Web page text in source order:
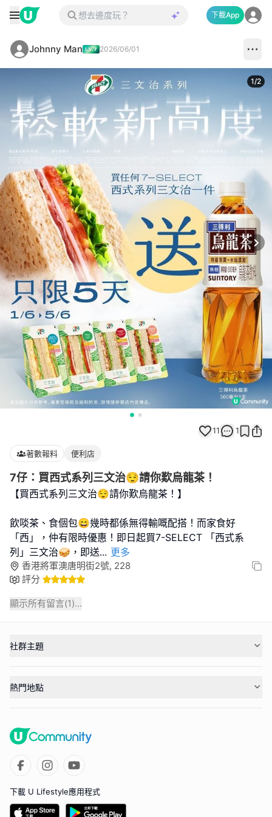
下載App
Johnny Man 2026/06/01
1/2
11 1
著數報料 便利店
7仔：買西式系列三文治😌請你歎烏龍茶！
【買西式系列三文治😌請你歎烏龍茶！】
飲啖茶、食個包😄幾時都係無得輸嘅配搭！而家食好
「西」，仲有限時優惠！即日起買7-SELECT 「西式系
列」三文治🥪，即送... 更多
香港將軍澳唐明街2號, 228
評分
顯示所有留言(1)...
社群主題
熱門地點
下載 U Lifestyle應用程式